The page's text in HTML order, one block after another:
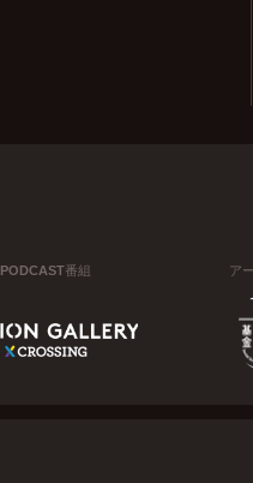
PODCAST番組 ア